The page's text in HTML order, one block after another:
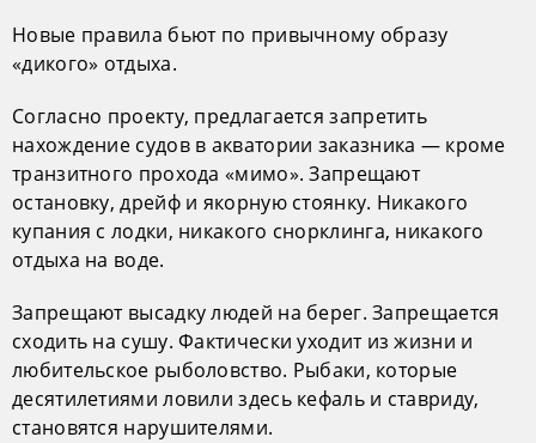
Новые правила бьют по привычному образу
«дикого» отдыха.
Согласно проекту, предлагается запретить
нахождение судов в акватории заказника — кроме
транзитного прохода «мимо». Запрещают
остановку, дрейф и якорную стоянку. Никакого
купания с лодки, никакого снорклинга, никакого
отдыха на воде.
Запрещают высадку людей на берег. Запрещается
сходить на сушу. Фактически уходит из жизни и
любительское рыболовство. Рыбаки, которые
десятилетиями ловили здесь кефаль и ставриду,
становятся нарушителями.